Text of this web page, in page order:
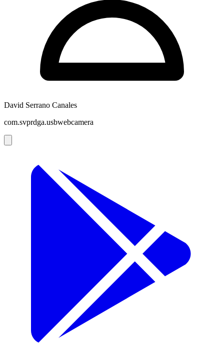
David Serrano Canales
com.svprdga.usbwebcamera